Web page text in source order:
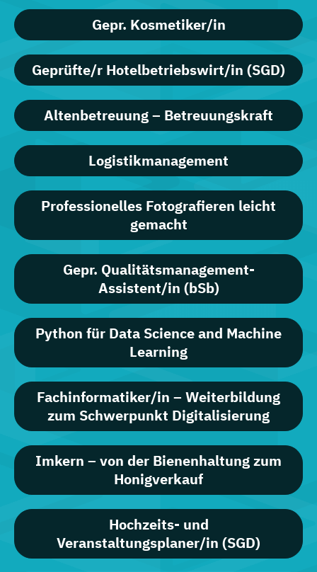
Gepr. Kosmetiker/in
Geprüfte/r Hotelbetriebswirt/in (SGD)
Altenbetreuung – Betreuungskraft
Logistikmanagement
Professionelles Fotografieren leicht
gemacht
Gepr. Qualitätsmanagement-
Assistent/in (bSb)
Python für Data Science and Machine
Learning
Fachinformatiker/in – Weiterbildung
zum Schwerpunkt Digitalisierung
Imkern – von der Bienenhaltung zum
Honigverkauf
Hochzeits- und
Veranstaltungsplaner/in (SGD)